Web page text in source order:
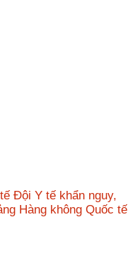
Đội Y tế khẩn nguy,
Hàng không Quốc tế